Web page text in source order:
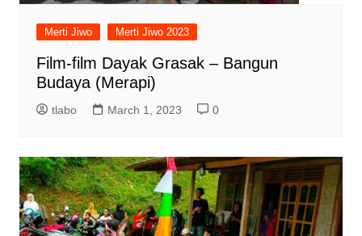
Merti Jiwo Merti Jiwo 2023
Film-film Dayak Grasak – Bangun
Budaya (Merapi)
tlabo March 1, 2023 0